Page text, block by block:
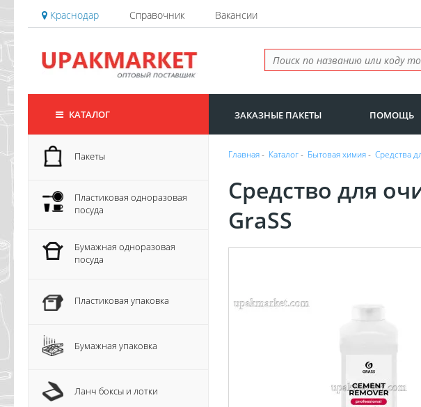
Краснодар Справочник Вакансии
КАТАЛОГ ЗАКАЗНЫЕ ПАКЕТЫ ПОМОЩЬ
Пакеты
Пластиковая одноразовая
посуда
Бумажная одноразовая
посуда
Пластиковая упаковка
Бумажная упаковка
Ланч боксы и лотки
Главная- Каталог- Бытовая химия- Средства
Средство для
GraSS